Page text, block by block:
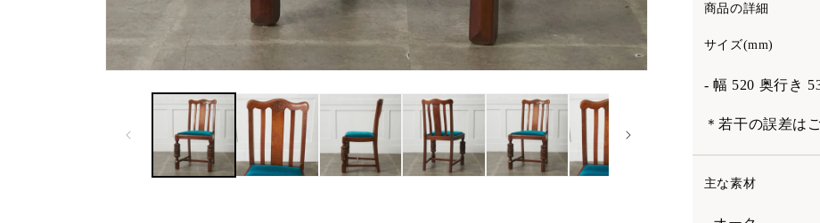
商品の詳細
サイズ(mm)
- 幅 520 奥行き
＊若干の誤差は
主な素材